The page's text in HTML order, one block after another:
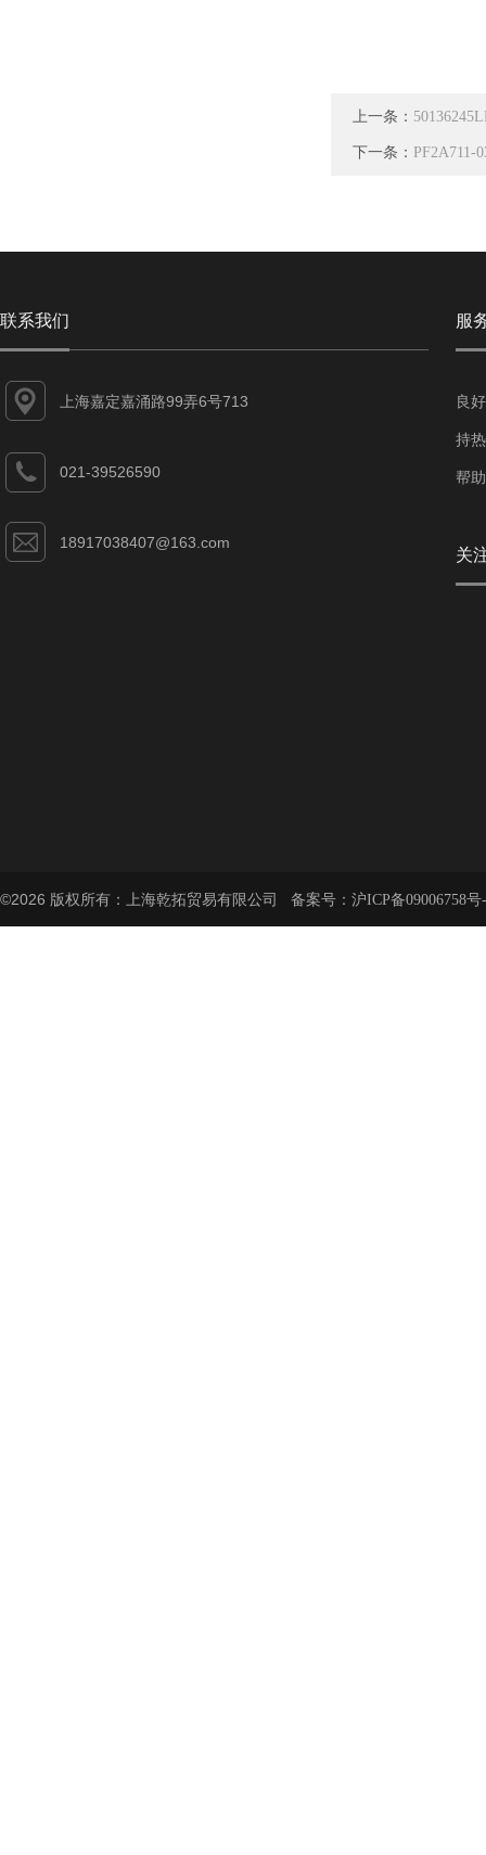
上一条：
下一条： PF2A711-
联系我们
上海嘉定嘉涌路99弄6号713
021-39526590
18917038407@163.com
服
良
持
帮
关
©2026 版权所有：上海乾拓贸易有限公司 备案号： 沪ICP备09006758号